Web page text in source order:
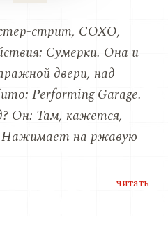
стрит, СОХО,
Сумерки. Она и
двери, над
Performing Garage.
Он: Там, кажется,
на ржавую
читать